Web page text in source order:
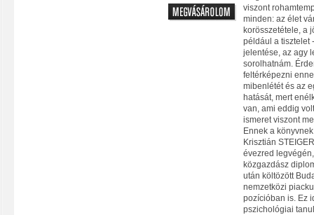
viszont
minden: az élet
korösszetétele, a
például a tisztelet
jelentése, az agy
sorolhatnám.
feltérképezni
mibenlétét és az
hatását, mert
van, ami eddig
ismeret viszont
Ennek a
Krisztián
évezred
közgazdász
után költözött
nemzetközi
pozícióban is. Ez
pszichológiai